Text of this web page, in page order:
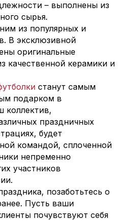
– выполнены из
сырья.
из популярных и
В эксклюзивной
оригинальные
качественной керамики и
станут самым
подарком в
коллектив,
праздничных
будет
командой, сплоченной
непременно
участников
позаботьтесь о
Пусть ваши
почувствуют себя